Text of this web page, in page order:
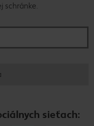
schránke.
sieťach: